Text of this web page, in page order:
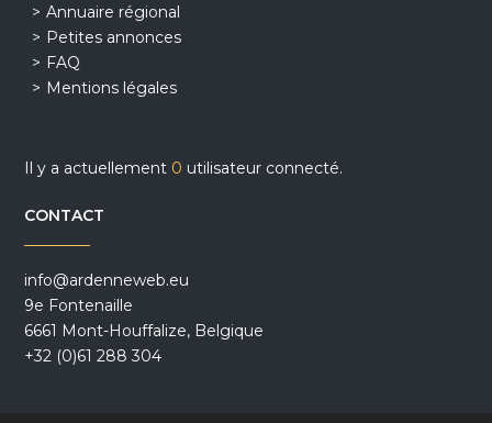
Annuaire régional
Petites annonces
FAQ
Mentions légales
Il y a actuellement 0 utilisateur connecté.
CONTACT
info@ardenneweb.eu
9e Fontenaille
6661 Mont-Houffalize, Belgique
+32 (0)61 288 304